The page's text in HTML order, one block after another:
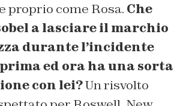
proprio come Rosa. Che
a lasciare il marchio
durante l’incidente
ed ora ha una sorta
con lei?Un risvolto